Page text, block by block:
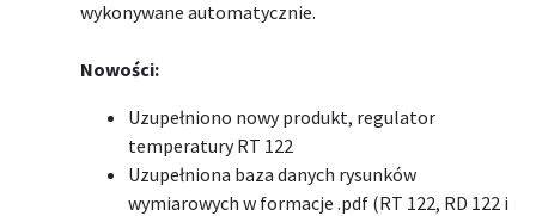
wykonywane automatycznie.
Nowości:
Uzupełniono nowy produkt, regulator
temperatury RT 122
Uzupełniona baza danych rysunków
wymiarowych w formacje .pdf (RT 122, RD 122 i